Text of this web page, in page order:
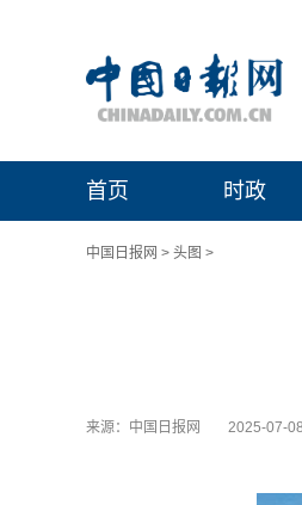
首页 时政
中国日报网 > 头图 >
来源：中国日报网 2025-07-